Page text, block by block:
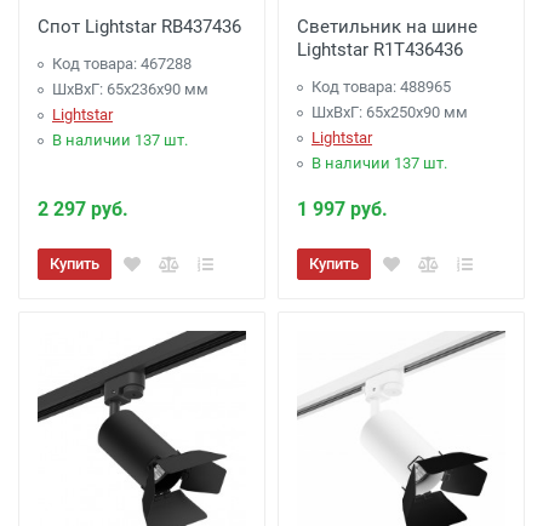
Спот Lightstar RB437436
Код товара: 467288
ШхВхГ: 65x236x90 мм
Lightstar
В наличии 137 шт.
2 297 руб.
Купить
Светильник на шине
Lightstar R1T436436
Код товара: 488965
ШхВхГ: 65x250x90 мм
Lightstar
В наличии 137 шт.
1 997 руб.
Купить